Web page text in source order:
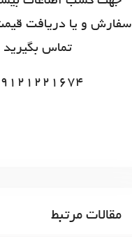
سفارش و یا دریافت
تماس بگیرید
مقالات مرتبط